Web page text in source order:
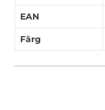
EAN
Färg